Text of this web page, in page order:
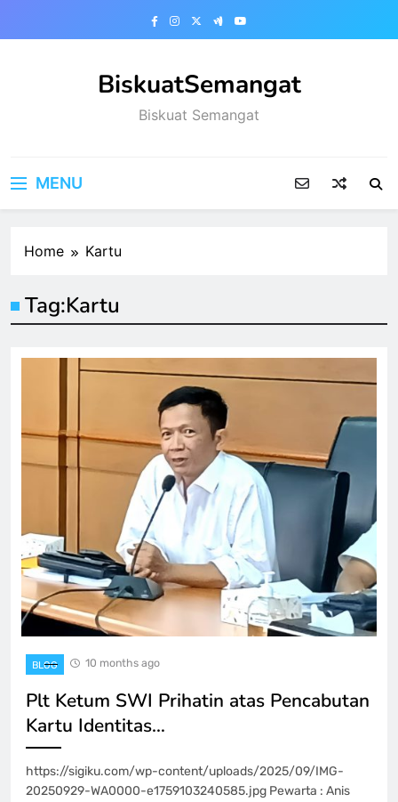
BiskuatSemangat
Biskuat Semangat
MENU
Home Kartu
Tag:Kartu
BLOG 10 months ago
Plt Ketum SWI Prihatin atas Pencabutan
Kartu Identitas…
https://sigiku.com/wp-content/uploads/2025/09/IMG-
20250929-WA0000-e1759103240585.jpg Pewarta : Anis